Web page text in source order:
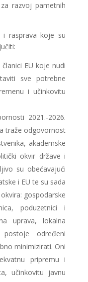
razvoj pametnih
i rasprava koje su
EU koje nudi
sve potrebne
i učinkovitu
2021.-2026.
traže odgovornost
akademske
okvir države i
su obećavajući
i EU te su sada
gospodarske
poduzetnici i
uprava, lokalna
određeni
minimizirati. Oni
pripremu i
učinkovitu javnu